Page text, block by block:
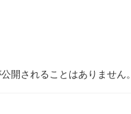
開されることはありません。